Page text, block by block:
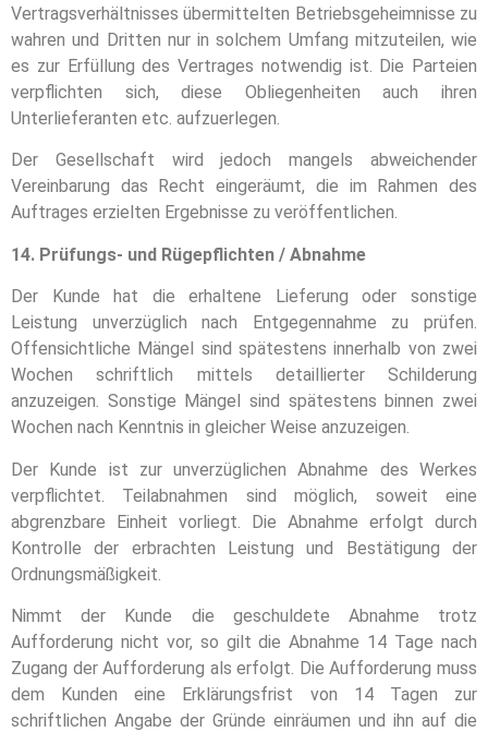
Vertragsverhältnisses übermittelten Betriebsgeheimnisse zu
wahren und Dritten nur in solchem Umfang mitzuteilen, wie
es zur Erfüllung des Vertrages notwendig ist. Die Parteien
verpflichten sich, diese Obliegenheiten auch ihren
Unterlieferanten etc. aufzuerlegen.
Der Gesellschaft wird jedoch mangels abweichender
Vereinbarung das Recht eingeräumt, die im Rahmen des
Auftrages erzielten Ergebnisse zu veröffentlichen.
14. Prüfungs- und Rügepflichten / Abnahme
Der Kunde hat die erhaltene Lieferung oder sonstige
Leistung unverzüglich nach Entgegennahme zu prüfen.
Offensichtliche Mängel sind spätestens innerhalb von zwei
Wochen schriftlich mittels detaillierter Schilderung
anzuzeigen. Sonstige Mängel sind spätestens binnen zwei
Wochen nach Kenntnis in gleicher Weise anzuzeigen.
Der Kunde ist zur unverzüglichen Abnahme des Werkes
verpflichtet. Teilabnahmen sind möglich, soweit eine
abgrenzbare Einheit vorliegt. Die Abnahme erfolgt durch
Kontrolle der erbrachten Leistung und Bestätigung der
Ordnungsmäßigkeit.
Nimmt der Kunde die geschuldete Abnahme trotz
Aufforderung nicht vor, so gilt die Abnahme 14 Tage nach
Zugang der Aufforderung als erfolgt. Die Aufforderung muss
dem Kunden eine Erklärungsfrist von 14 Tagen zur
schriftlichen Angabe der Gründe einräumen und ihn auf die